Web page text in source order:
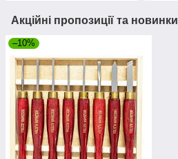
Акційні пропозиції та новинки
–10%